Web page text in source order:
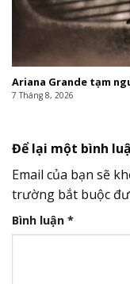
Ariana Grande tạm
7 Tháng 8, 2026
Để lại một bình
Email của bạn sẽ
trường bắt buộc
Bình luận *